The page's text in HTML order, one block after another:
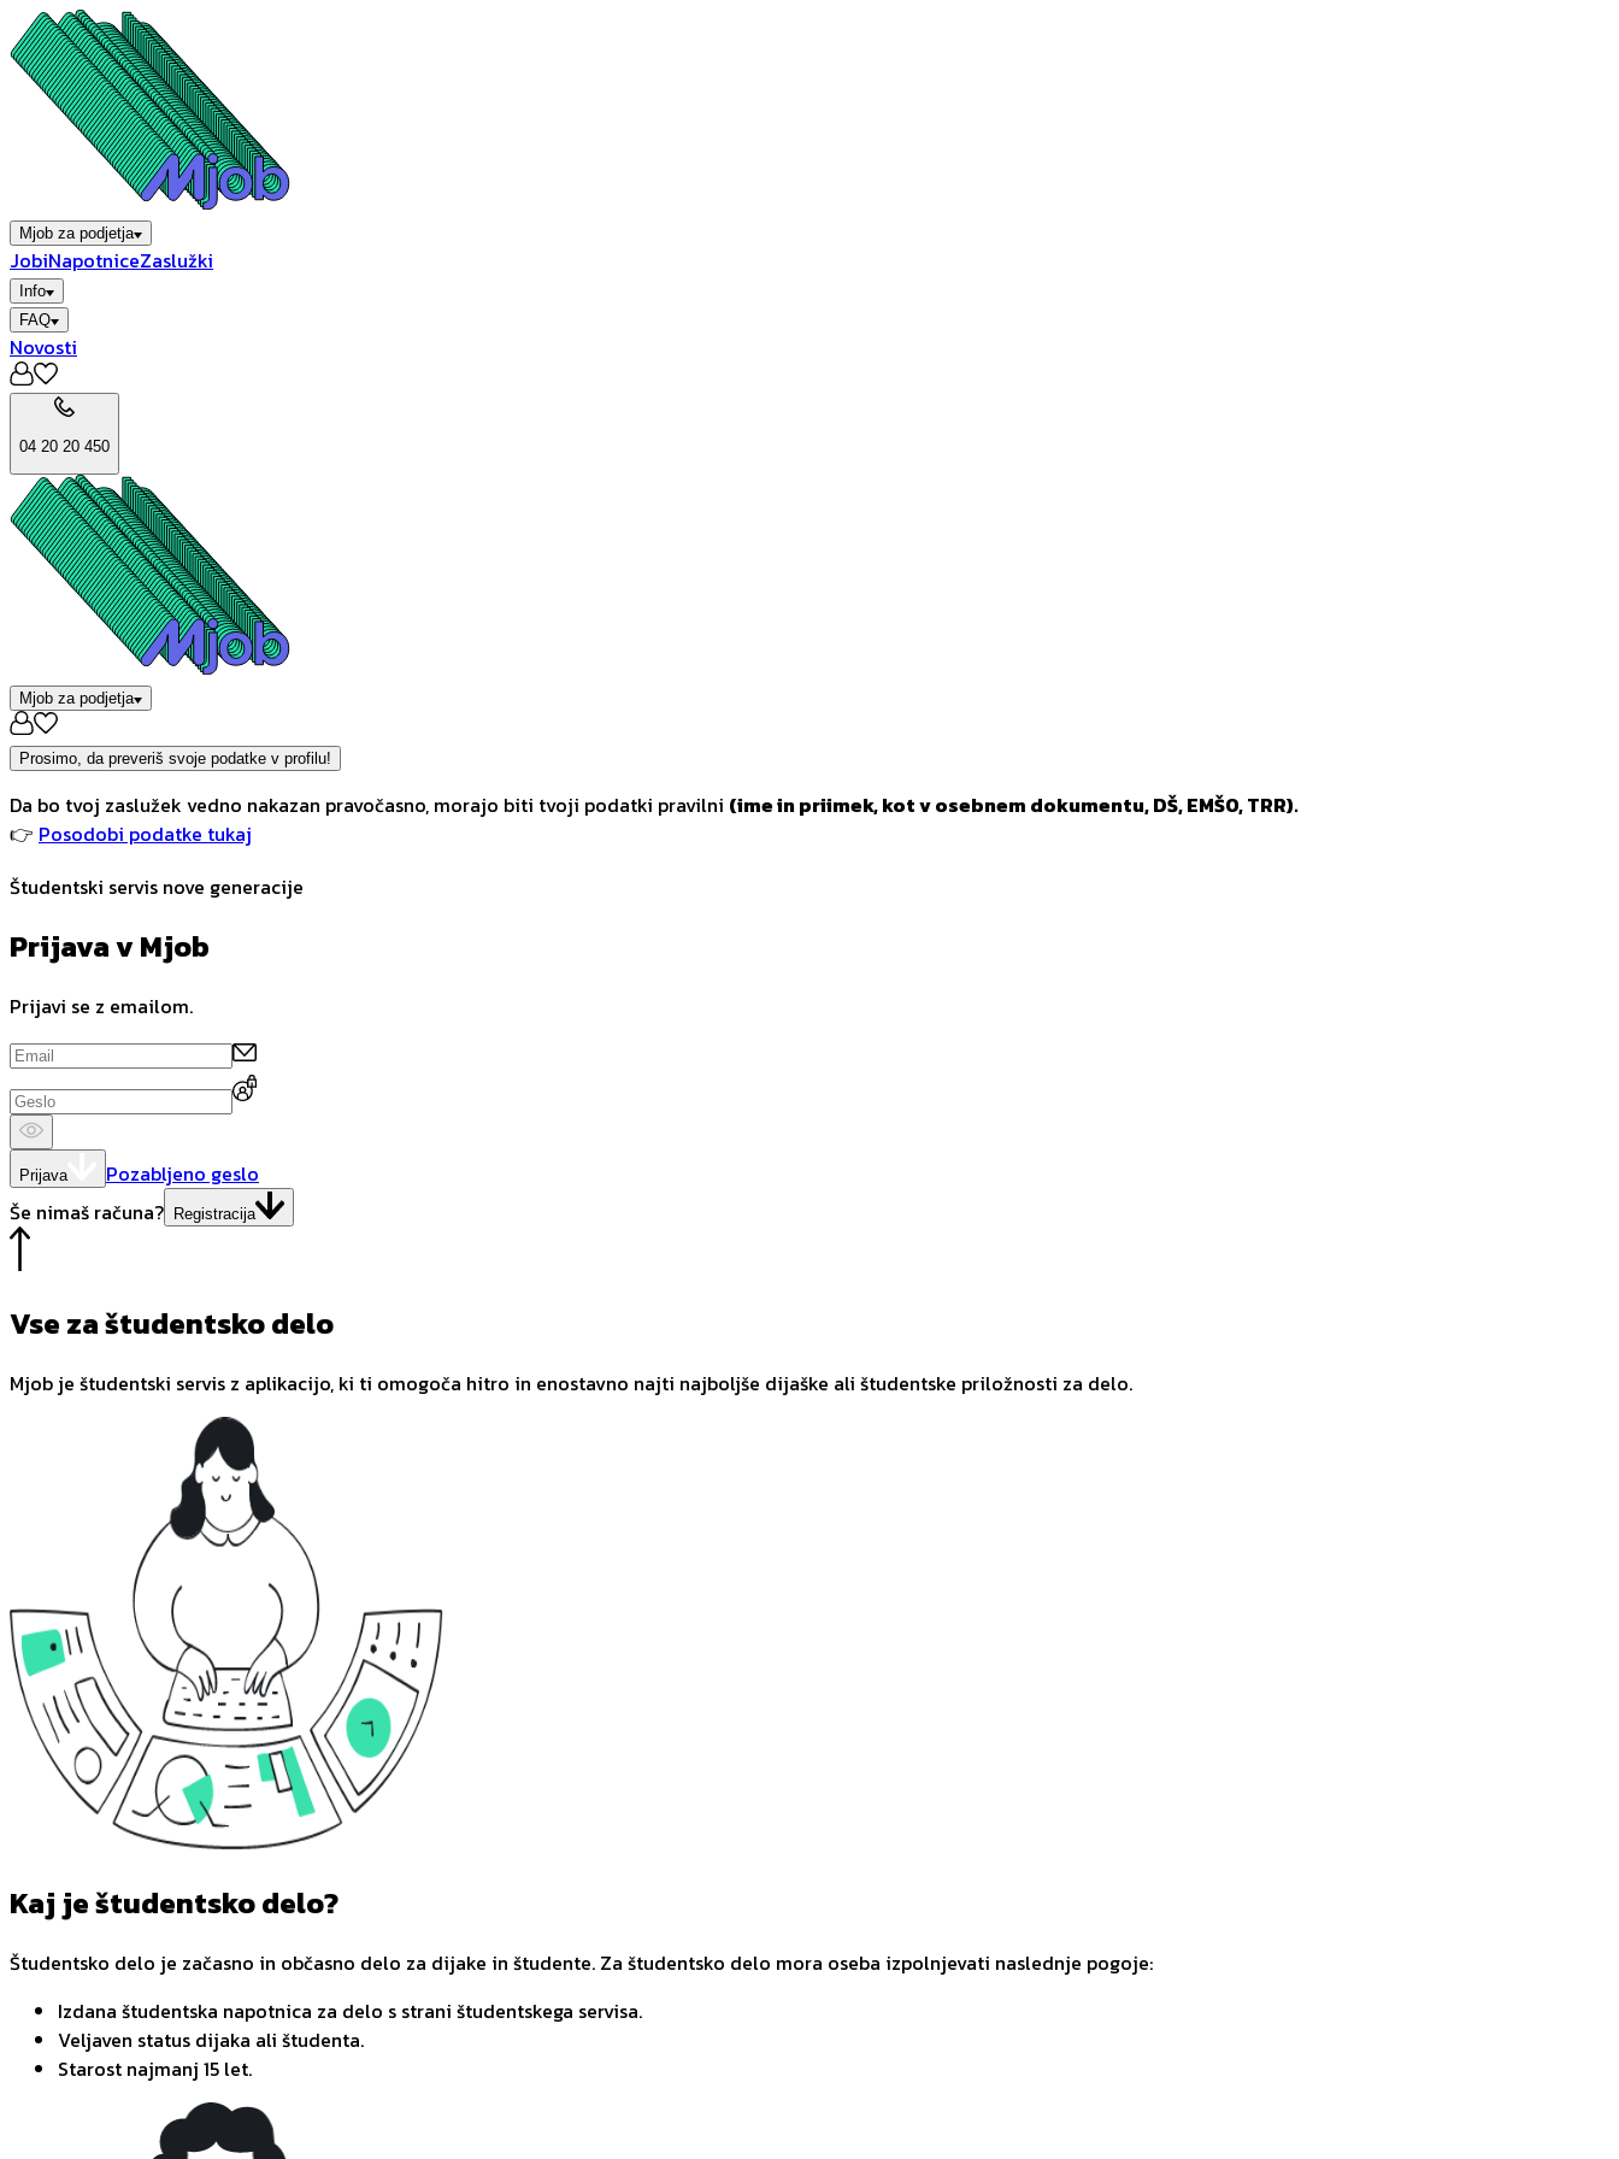
Mjob za podjetja
JobiNapotniceZaslužki
Info
FAQ
Novosti
04 20 20 450
Mjob za podjetja
Prosimo, da preveriš svoje podatke v profilu!
Da bo tvoj zaslužek vedno nakazan pravočasno, morajo biti tvoji podatki pravilni (ime in priimek, kot v osebnem dokumentu, DŠ, EMŠO, TRR).
👉 Posodobi podatke tukaj
Študentski servis nove generacije
Prijava v Mjob
Prijavi se z emailom.
Prijava
Pozabljeno geslo
Še nimaš računa? Registracija
Vse za študentsko delo
Mjob je študentski servis z aplikacijo, ki ti omogoča hitro in enostavno najti najboljše dijaške ali študentske priložnosti za delo.
Kaj je študentsko delo?
Študentsko delo je začasno in občasno delo za dijake in študente. Za študentsko delo mora oseba izpolnjevati naslednje pogoje:
Izdana študentska napotnica za delo s strani študentskega servisa.
Veljaven status dijaka ali študenta.
Starost najmanj 15 let.